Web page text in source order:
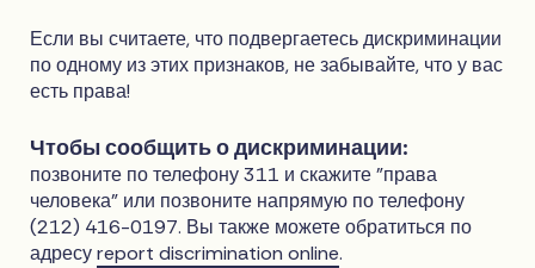
Если вы считаете, что подвергаетесь дискриминации
по одному из этих признаков, не забывайте, что у вас
есть права!
Чтобы сообщить о дискриминации:
позвоните по телефону 311 и скажите "права
человека" или позвоните напрямую по телефону
(212) 416-0197. Вы также можете обратиться по
адресуreport discrimination online.